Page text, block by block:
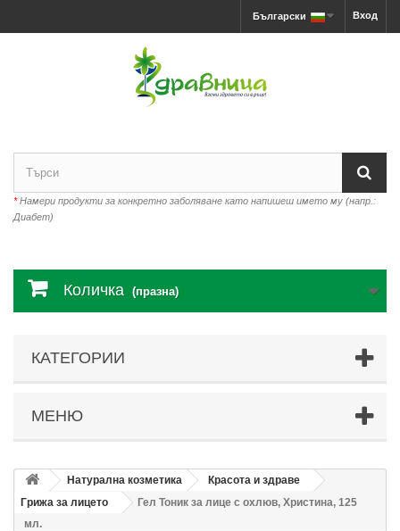
Вход
Български
*Намери продукти за конкретно заболяване като напишеш името му (напр.:
Диабет)
Количка (празна)
КАТЕГОРИИ
МЕНЮ
Натурална козметика
Красота и здраве
Грижа за лицето
Гел Тоник за лице с охлюв, Христина, 125
мл.